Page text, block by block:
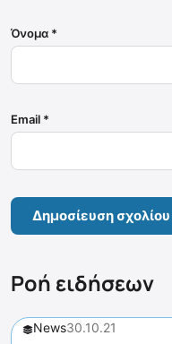
Όνομα *
Email *
Ροή ειδήσεων
News30.10.21